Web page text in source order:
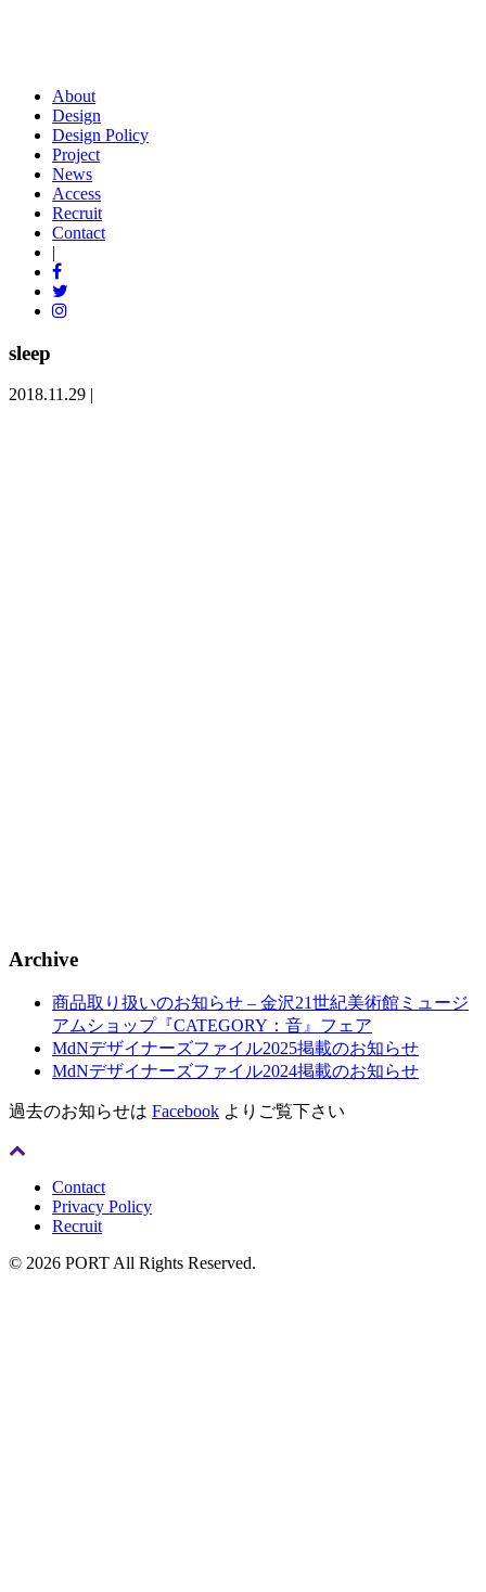
About
Design
Design Policy
Project
News
Access
Recruit
Contact
|
sleep
2018.11.29 |
Archive
商品取り扱いのお知らせ – 金沢21世紀美術館ミュージ
アムショップ『CATEGORY：音』フェア
MdNデザイナーズファイル2025掲載のお知らせ
MdNデザイナーズファイル2024掲載のお知らせ
過去のお知らせは Facebook よりご覧下さい
Contact
Privacy Policy
Recruit
© 2026 PORT All Rights Reserved.